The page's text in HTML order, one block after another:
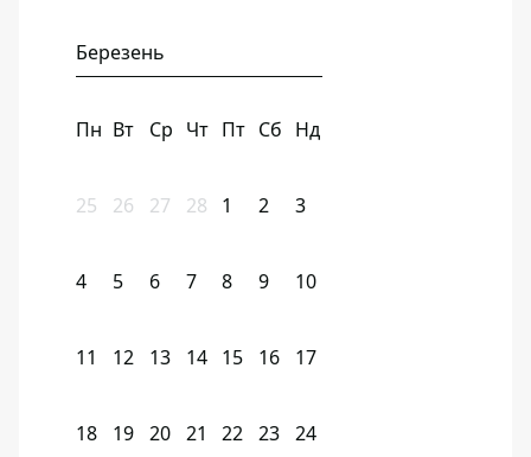
Березень
Пн Вт Ср Чт Пт Сб Нд
25 26 27 28 1 2 3
4 5 6 7 8 9 10
11 12 13 14 15 16 17
18 19 20 21 22 23 24